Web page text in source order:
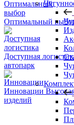
Оптимальный
Доступная
автопарк
Инновации
изделий